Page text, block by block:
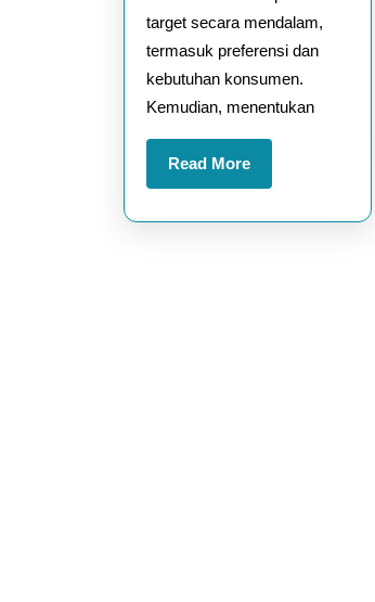
target secara mendalam,
termasuk preferensi dan
kebutuhan konsumen.
Kemudian, menentukan
Read MoreRead
More